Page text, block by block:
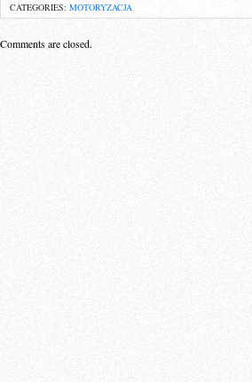
CATEGORIES: MOTORYZACJA
Comments are closed.